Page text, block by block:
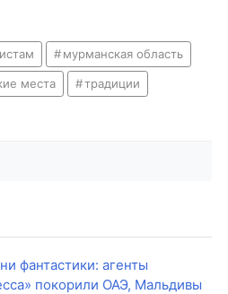
мурманская область
места традиции